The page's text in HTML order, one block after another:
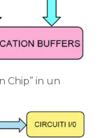
Chip” in un